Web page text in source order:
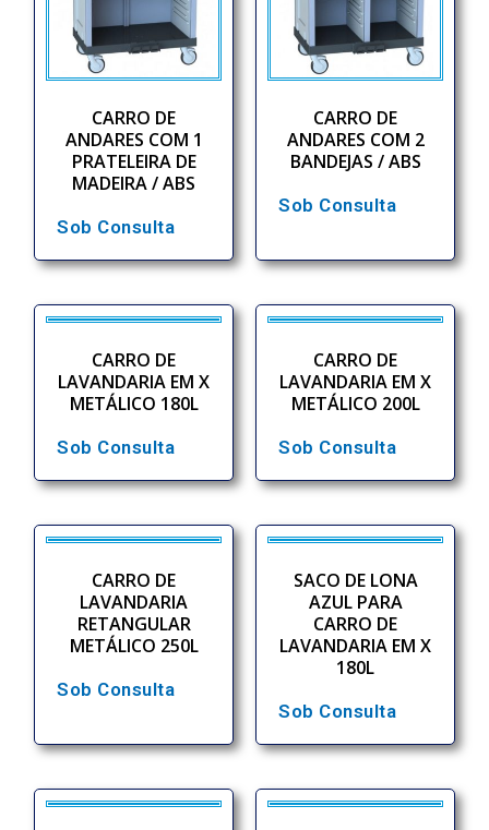
CARRO DE
ANDARES COM 1
PRATELEIRA DE
MADEIRA / ABS
Sob Consulta
CARRO DE
ANDARES COM 2
BANDEJAS / ABS
Sob Consulta
CARRO DE
LAVANDARIA EM X
METÁLICO 180L
Sob Consulta
CARRO DE
LAVANDARIA EM X
METÁLICO 200L
Sob Consulta
CARRO DE
LAVANDARIA
RETANGULAR
METÁLICO 250L
Sob Consulta
SACO DE LONA
AZUL PARA
CARRO DE
LAVANDARIA EM X
180L
Sob Consulta